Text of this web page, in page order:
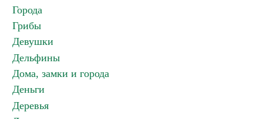
Города
Грибы
Девушки
Дельфины
Дома, замки и города
Деньги
Деревья